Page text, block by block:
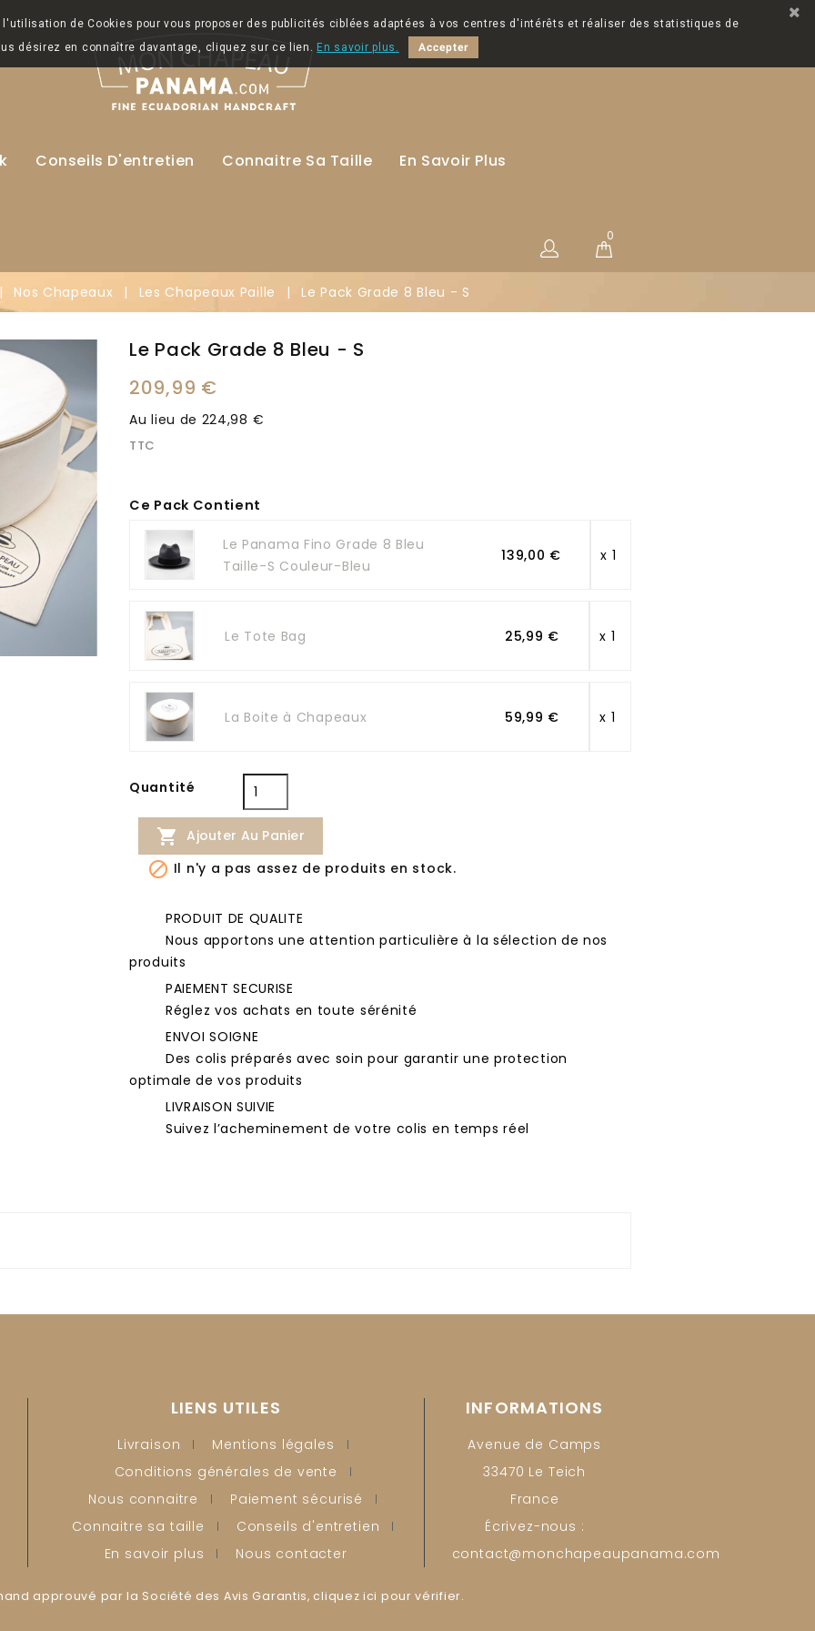
Conseils D'entretien Connaitre Sa Taille En Savoir Plus
0
Nos Chapeaux Les Chapeaux Paille Le Pack Grade 8 Bleu - S
Le Pack Grade 8 Bleu - S
209,99 €
Au lieu de 224,98 €
TTC
Ce Pack Contient
Le Panama Fino Grade 8 Bleu
Taille-S Couleur-Bleu
139,00 € x 1
Le Tote Bag 25,99 € x 1
La Boite à Chapeaux 59,99 € x 1
Quantité
 Ajouter Au Panier
 Il n'y a pas assez de produits en stock.
PRODUIT DE QUALITE
Nous apportons une attention particulière à la sélection de nos
produits
PAIEMENT SECURISE
Réglez vos achats en toute sérénité
ENVOI SOIGNE
Des colis préparés avec soin pour garantir une protection
optimale de vos produits
LIVRAISON SUIVIE
Suivez l’acheminement de votre colis en temps réel
LIENS UTILES
Livraison
Mentions légales
Conditions générales de vente
Nous connaitre
Paiement sécurisé
Connaitre sa taille
Conseils d'entretien
En savoir plus
Nous contacter
INFORMATIONS
Avenue de Camps
33470 Le Teich
France
Écrivez-nous :
contact@monchapeaupanama.com
approuvé par la Société des Avis Garantis, cliquez ici pour vérifier.
de Cookies pour vous proposer des publicités ciblées adaptées à vos centres d'intérêts et réaliser des statistiques de
désirez en connaître davantage, cliquez sur ce lien. En savoir plus. Accepter